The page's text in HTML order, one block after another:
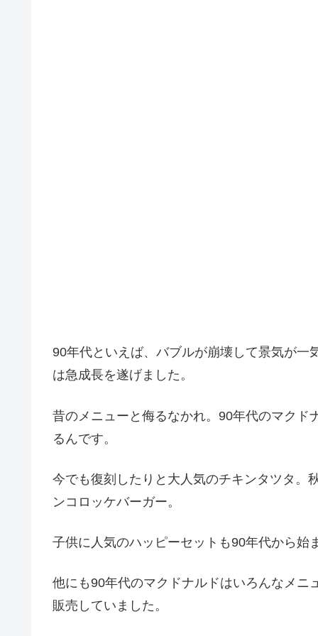
90年代といえば、バブルが崩壊して景気が一
は急成長を遂げました。
昔のメニューと侮るなかれ。 90年代のマクド
る んです。
今でも復刻したりと大人気のチキンタツタ。
ンコロッケバーガー。
子供に人気のハッピーセットも90年代から始
他にも90年代のマクドナルドはいろんなメニ
販売していました。